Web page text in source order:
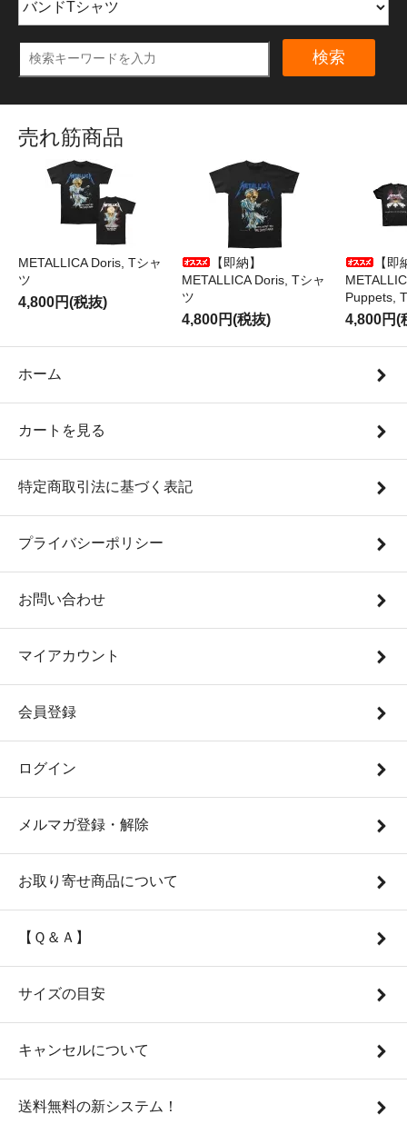
検索
売れ筋商品
METALLICA Doris, Tシャ
ツ
4,800円(税抜)
【即納】
METALLICA Doris, Tシャ
ツ
4,800円(税抜)
【即
Puppets,
4,800円(
ホーム
カートを見る
特定商取引法に基づく表記
プライバシーポリシー
お問い合わせ
マイアカウント
会員登録
ログイン
メルマガ登録・解除
お取り寄せ商品について
【Ｑ＆Ａ】
サイズの目安
キャンセルについて
送料無料の新システム！